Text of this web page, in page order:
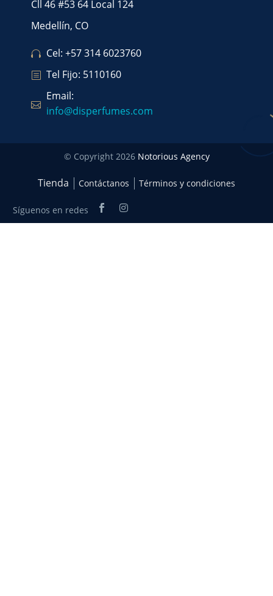
Cll 46 #53 64 Local 124
Medellín, CO
Cel: +57 314 6023760
Tel Fijo: 5110160
Email:
info@disperfumes.com
© Copyright 2026 Notorious Agency
Tienda Contáctanos Términos y condiciones
Síguenos en redes